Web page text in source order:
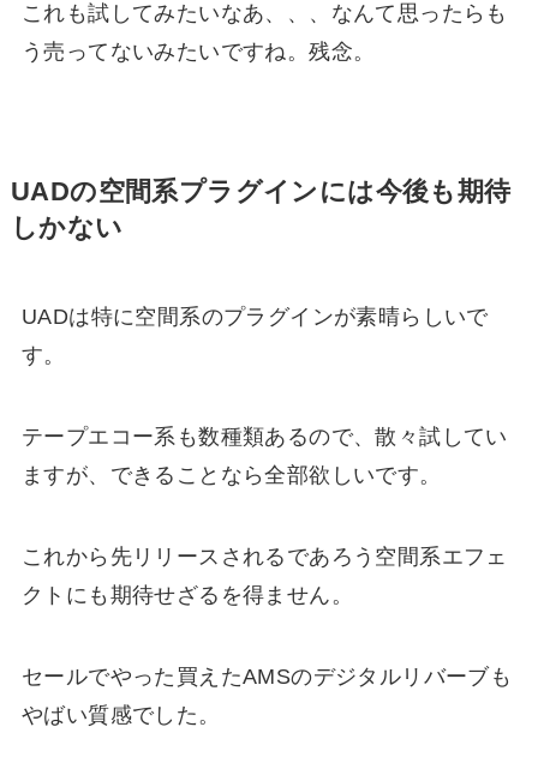
これも試してみたいなあ、、、なんて思ったらも
う売ってないみたいですね。残念。
UADの空間系プラグインには今後も期待
しかない
UADは特に空間系のプラグインが素晴らしいで
す。
テープエコー系も数種類あるので、散々試してい
ますが、できることなら全部欲しいです。
これから先リリースされるであろう空間系エフェ
クトにも期待せざるを得ません。
セールでやった買えたAMSのデジタルリバーブも
やばい質感でした。